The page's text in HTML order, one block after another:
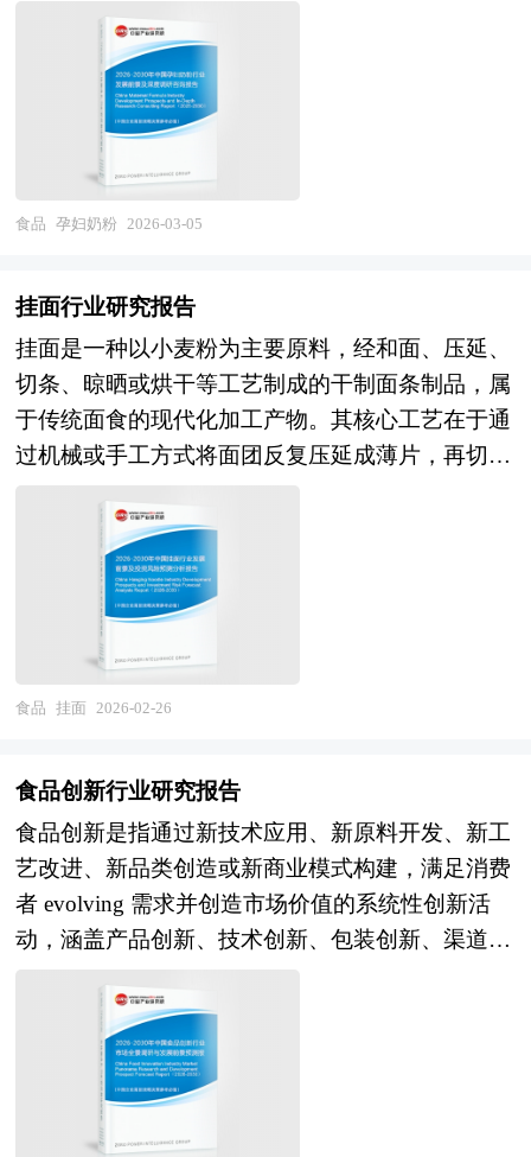
估项目可行性、效果效益程度，提出建设性意见建
议对策等，是食品加工行业投资决策者和主管机关
审批的研究性报告。以阐述对食品加工行业的理论
认识为主要内容，重在食品加工行业本质及规律性
认识的研究。食品加工行业研究报告持续提供高价
值服务，是企业了解各行业当前最新发展动向、把
握市场机会、做出正确投资和明确企业发展方向不
咨询公司领衔撰写，在大量周密的市场调研基础
上，主要依据了国家统计局、国家商务部、国家发
改委、国务院发展研究中心、中国食品加工行业协
会、中研普华产业研究院、全国及海外多种相关报
刊杂志以及专业研究机构公布和提供的大量资料，
成果进行分析、产业链上下游行业发展状况、行业
供需形势、进出口等进行了深入研究，并重点分析
了中国食品加工行业发展状况和特点，以及2026
年“十五五”规划期中国食品加工行业将面临的挑
战、行业的区域发展状况与竞争格局。报告还
对“十五五”时期全球及中国食品加工行业发展动向
机构等单位准确了解目前食品加工行业发展动态，
把握企业定位和发展方向不可多得的精品研究报
告。
端市场竞争激烈。在渠道变革层面，传统商超、便
利店仍是主渠道但增长放缓，电商冷链配送能力提
升，O2O即时零售（外卖、社区团购）满足即时性
需求；冰淇淋专卖店、茶饮店附带冰淇淋、景区文
创店等体验式场景兴起；下沉市场潜力释放，但冷
链基础设施与消费习惯培育仍需时日。在产业格局
异化定位分割细分市场；代工模式成熟，但品牌溢
价与渠道控制力成为竞争关键。未来，冰淇淋行业
将呈现健康化场景化与可持续的深刻变革。在产品
创新方向，清洁标签（Clean Label）与透明配方成
为标配，原料溯源与品质可视化；功能性强化，助
眠、减压、美容、运动营养等细分功能与冰淇淋结
合；个性化定制与DIY体验（家用冰淇淋机、原料
包）满足家庭场景；酒精冰淇淋、咖啡冰淇淋等成
人化、社交化产品拓展消费时空。在消费场景拓展
方向，从夏季消暑向四季休闲转型，冬季暖饮冰淇
淋、火锅搭配等场景培育；早餐、下午茶、夜宵等
时段渗透；B端餐饮渠道（酒店、餐厅、咖啡厅）
业态发展。在渠道与营销方向，DTC模式与私域运
营深化，会员体系与订阅服务探索；内容营销与情
绪价值挖掘，治愈系、怀旧系、国潮系文化叙事；
元宇宙与虚拟体验探索，数字藏品与虚拟口味创
新。在绿色可持续方向，可降解包装、减塑行动、
环境足迹；余料利用与循环经济模式。在产业组织
方向，头部品牌全球化布局与并购整合；细分赛道
专业化品牌崛起；供应链数字化与柔性生产，小批
量多口味快速响应；冷链基础设施下沉与成本优
化。 本研究咨询报告由中研普华咨询公司领衔撰
食品科技与可持续消费的关键节点，在糖尿病防
控、儿童龋齿预防和全民健康管理中发挥更深远作
用。 本报告利用中研普华长期对低糖食品行业市
场跟踪搜集的一手市场数据，同时依据国家统计
局、国家商务部、国家发改委、国务院发展研究中
心、行业协会、中国行业研究网、全国及海外专业
研究机构提供的大量权威资料，采用与国际同步的
度来架构分析体系。让您全面、准确地把握整个低
糖食品行业的市场走向和发展趋势。 报告对中国
低糖食品行业的内外部环境、行业发展现状、产业
链发展状况、市场供需、竞争格局、标杆企业、发
展趋势、机会风险、发展策略与投资建议等进行了
遇与挑战。报告将帮助低糖食品企业、学术科研单
位、投资企业准确了解低糖食品行业最新发展动
向，及早发现低糖食品行业市场的空白点，机会
点，增长点和盈利点……准确把握低糖食品行业未
被满足的市场需求和趋势，有效规避低糖食品行业
投资风险，更有效率地巩固或者拓展相应的战略性
领域的深入发展，孕妇奶粉已从传统的营养补充角
色，逐步升级为支持优生优育的科学化膳食干预工
具。 当前，我国孕产妇健康管理正加速向个性
化、数据驱动模式转型，国家卫健委发布的《母婴
安全行动提升计划（2025-2027年）》明确提出要
加强孕期营养指导，推动营养筛查与干预纳入常规
撑与临床依据。与此同时，消费者对产品成分透明
行业从“基础强化”向“功能细分”演进。 肠道健康日
益受到重视，添加益生菌、益生元的“双益”配方逐
渐成为产品标配，以改善孕期常见的便秘与消化不
良问题。在可持续消费浪潮下，绿色包装、低碳供
应链与动物福利认证也成为品牌差异化竞争的新维
度。值得注意的是，尽管孕妇奶粉能有效弥补饮食
中难以摄取足量的微量营养素，但其定位始终是均
衡膳食的补充而非替代，需与新鲜蔬果、全谷物及
优质蛋白协同搭配。现代营养学强调“个体化营养
干预”，建议孕妈在医生或营养师指导下，结合自
身体检数据选择适宜产品，避免盲目补充导致营养
字健康管理的发展，孕妇奶粉或将迈向“定制化营
养”新阶段，通过智能算法匹配个体代谢特征，实
现从“大众配方”到“一人一方”的精准跃迁。 本研究
咨询报告由中研普华咨询公司领衔撰写，在大量周
密的市场调研基础上，主要依据了国家统计局、国
院发展研究中心、国家海关总署、全国商业信息中
心、中国经济景气监测中心、中国行业研究网、国
内外相关报刊杂志的基础信息以及孕妇奶粉专业研
究单位等公布和提供的大量资料。对我国孕妇奶粉
的行业现状、市场各类经营指标的情况、重点企业
食品 孕妇奶粉 2026-03-05
挂面行业研究报告
挂面是一种以小麦粉为主要原料，经和面、压延、
切条、晾晒或烘干等工艺制成的干制面条制品，属
于传统面食的现代化加工产物。其核心工艺在于通
过机械或手工方式将面团反复压延成薄片，再切割
分，形成便于储存和运输的干态面条。挂面的制作
需严格把控原料配比与工艺参数：小麦粉需选择高
筋或中筋品种，以提供足够的面筋网络支撑；和面
阶段需控制加水量与搅拌时间，使面团形成适宜的
弹性和延展性；压延过程通过多道辊压逐步细化面
片结构，确保面条口感细腻；切条环节要求刀模精
温湿度调整风速与温度，避免面条开裂或变形。
了传统鲜面的地域与季节限制，成为家庭日常储备
及餐饮行业的重要食材。其消费场景涵盖煮食、拌
食、炒食等多种方式，既可搭配汤料作为主食，也
可作为火锅、凉拌菜的配料，满足多元化饮食需
求。随着健康消费趋势兴起，低盐、低脂、高纤维
及功能性挂面（如添加益生菌、膳食纤维）逐渐成
为市场新宠，推动行业向营养化、精细化方向发
展。 本研究咨询报告由中研普华咨询公司领衔撰
写，在大量周密的市场调研基础上，主要依据了国
食品 挂面 2026-02-26
食品创新行业研究报告
食品创新是指通过新技术应用、新原料开发、新工
艺改进、新品类创造或新商业模式构建，满足消费
者 evolving 需求并创造市场价值的系统性创新活
动，涵盖产品创新、技术创新、包装创新、渠道创
新横跨食品科学、营养学、生物技术、材料工程、
数字技术等多个学科领域，其应用场景从传统的加
工食品、饮料、乳制品、休闲食品延伸至功能性食
品、精准营养、替代蛋白、细胞培养肉、智慧餐饮